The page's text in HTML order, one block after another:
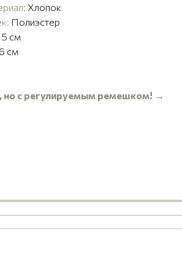
Хлопок
Полиэстер
см
см
но с регулируемым ремешком! →